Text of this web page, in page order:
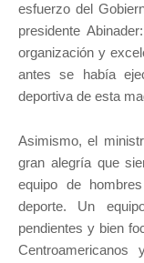
esfuerzo del
presidente
organización y
antes se había
deportiva de esta
Asimismo, el
gran alegría que
equipo de
deporte. Un
pendientes y bien